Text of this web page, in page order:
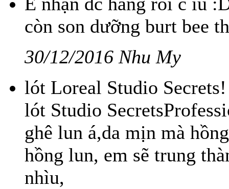
còn son dưỡng burt bee
30/12/2016 Nhu My
lót Loreal Studio
lót Studio
ghê lun á,da mịn mà
hồng lun, em sẽ trung
nhìu,